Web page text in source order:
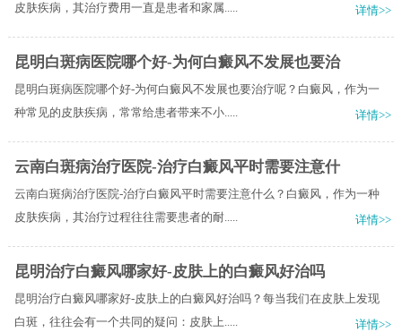
皮肤疾病，其治疗费用一直是患者和家属.....
详情>>
昆明白斑病医院哪个好-为何白癜风不发展也要治
昆明白斑病医院哪个好-为何白癜风不发展也要治疗呢？白癜风，作为一
种常见的皮肤疾病，常常给患者带来不小.....
详情>>
云南白斑病治疗医院-治疗白癜风平时需要注意什
云南白斑病治疗医院-治疗白癜风平时需要注意什么？白癜风，作为一种
皮肤疾病，其治疗过程往往需要患者的耐.....
详情>>
昆明治疗白癜风哪家好-皮肤上的白癜风好治吗
昆明治疗白癜风哪家好-皮肤上的白癜风好治吗？每当我们在皮肤上发现
白斑，往往会有一个共同的疑问：皮肤上.....
详情>>